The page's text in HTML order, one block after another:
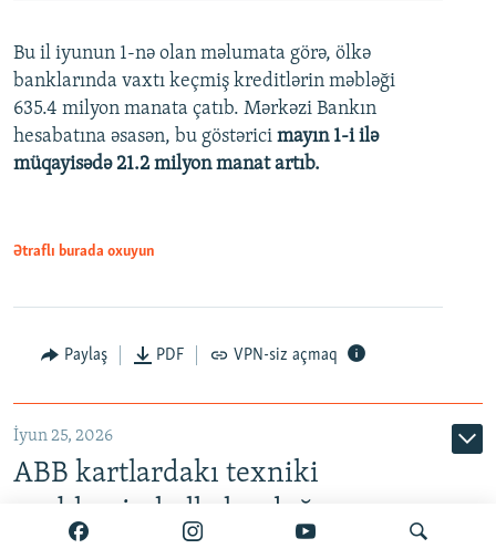
Auto 240p 360p 480p
720p 1080p
360p
480p
720p
Bu il iyunun 1-nə olan məlumata görə, ölkə
banklarında vaxtı keçmiş kreditlərin məbləği
635.4 milyon manata çatıb. Mərkəzi Bankın
hesabatına əsasən, bu göstərici mayın 1-i ilə
müqayisədə 21.2 milyon manat artıb.
Ətraflı burada oxuyun
Paylaş PDF VPN-siz açmaq
İyun 25, 2026
ABB kartlardakı texniki
problemin həll olunduğunu
bildirir